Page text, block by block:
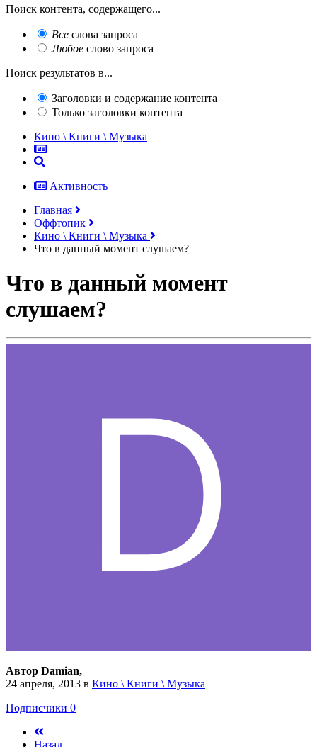
Поиск контента, содержащего...
Все слова запроса
Любое слово запроса
Поиск результатов в...
Заголовки и содержание контента
Только заголовки контента
Кино \ Книги \ Музыка
Активность
Главная
Оффтопик
Кино \ Книги \ Музыка
Что в данный момент слушаем?
Что в данный момент
слушаем?
Автор Damian,
24 апреля, 2013 в Кино \ Книги \ Музыка
Подписчики 0